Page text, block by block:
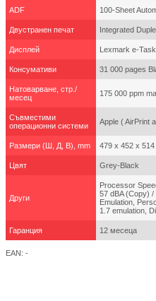
ADF 100-Sheet
Двустранен печат Integrated
Дисплей Lexmark e-
Консумативи 31 000 pages
Натоварване, стр./
месец
175 000 ppm
Съвместими
операционни системи
Apple ( AirPrint
Размери (Ш, Д, В), mm 479 x 452 x 514
Цвят Grey-Black
Други
Processor
57 dBA (Copy)
Emulation,
1.7 emulation,
Гаранция 12 месеца
EAN: -